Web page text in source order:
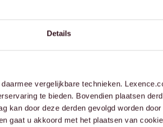
Details
vergelijkbare technieken.
te bieden. Bovendien plaatsen
kan door deze derden gevolgd worden
gaat u akkoord met het plaatsen van
op: